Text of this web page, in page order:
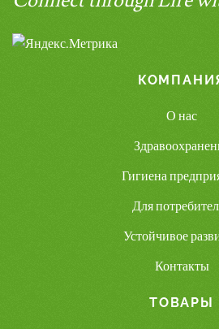
О нас
Гигиена
Для
Устойчивое
Контакты
ТОВАРЫ